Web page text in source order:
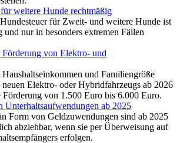
weitere Hunde rechtmäßig
für Zweit- und weitere Hunde ist
und nur in besonders extremen Fällen
von Elektro- und
Haushaltseinkommen und Familiengröße
Elektro- oder Hybridfahrzeugs ab 2026
Förderung von 1.500 Euro bis 6.000 Euro.
Unterhaltsaufwendungen ab 2025
Form von Geldzuwendungen sind ab 2025
abziehbar, wenn sie per Überweisung auf
erfolgen.